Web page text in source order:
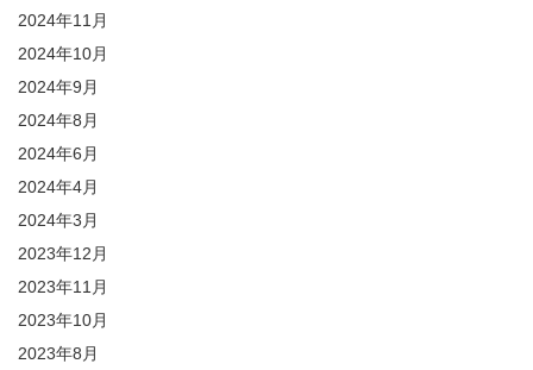
2024年11月
2024年10月
2024年9月
2024年8月
2024年6月
2024年4月
2024年3月
2023年12月
2023年11月
2023年10月
2023年8月